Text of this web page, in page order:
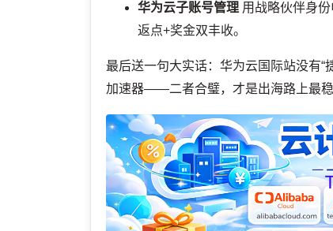
华为云子账号管理 用战略伙伴身
返点+奖金双丰收。
最后送一句大实话：华为云国际站没有“
加速器——二者合璧，才是出海路上最稳